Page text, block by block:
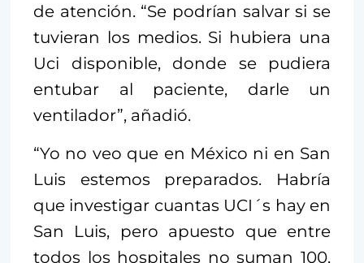
de atención. “Se podrían salvar si se
tuvieran los medios. Si hubiera una
Uci disponible, donde se pudiera
entubar al paciente, darle un
ventilador”, añadió.
“Yo no veo que en México ni en San
Luis estemos preparados. Habría
que investigar cuantas UCI´s hay en
San Luis, pero apuesto que entre
todos los hospitales no suman 100,